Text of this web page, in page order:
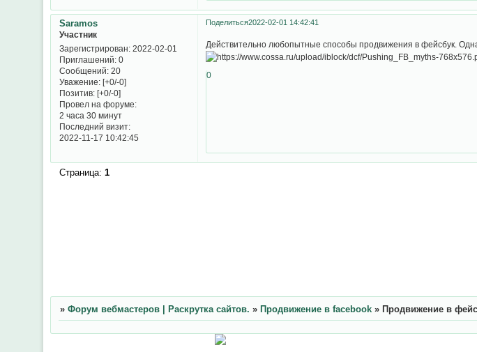
Поделиться2022-02-01 14:42:41
Saramos
Участник
Зарегистрирован: 2022-02-01
Приглашений:0
Сообщений:20
Уважение: [+0/-0]
Позитив: [+0/-0]
Провел на форуме:
2 часа 30 минут
Последний визит:
2022-11-17 10:42:45
Действительно любопытные способы продвижения в фейсбук.
0
Страница: 1
» Форум вебмастеров | Раскрутка сайтов. » Продвижение в facebook » Продвижение в